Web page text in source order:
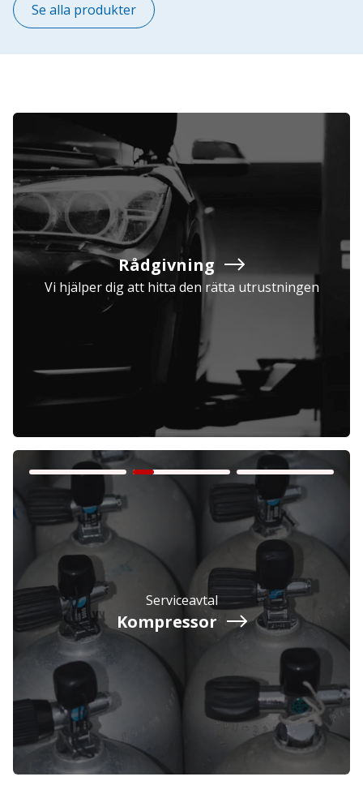
Företag Exkl. moms
Privatperson Inkl. moms
Se alla produkter
Rådgivning
Vi hjälper dig att hitta den rätta utrustningen
Serviceavtal
Kompressor